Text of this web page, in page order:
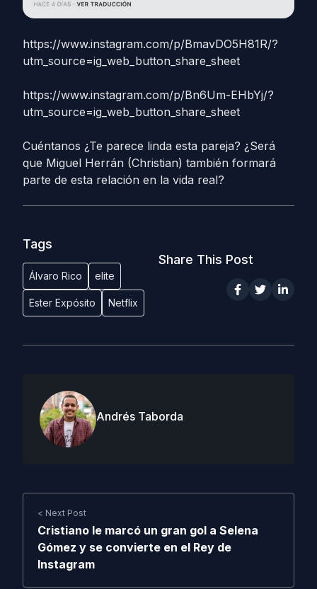
https://www.instagram.com/p/BmavDO5H81R/?
utm_source=ig_web_button_share_sheet
https://www.instagram.com/p/Bn6Um-EHbYj/?
utm_source=ig_web_button_share_sheet
Cuéntanos ¿Te parece linda esta pareja? ¿Será
que Miguel Herrán (Christian) también formará
parte de esta relación en la vida real?
Tags
Álvaro Rico elite
Ester Expósito Netflix
Share This Post
Andrés Taborda
< Next Post
Cristiano le marcó un gran gol a Selena
Gómez y se convierte en el Rey de
Instagram